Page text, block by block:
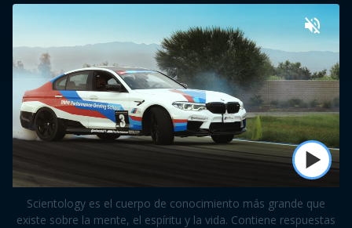
Scientology es el cuerpo de conocimiento más grande que
existe sobre la mente, el espíritu y la vida. Contiene respuestas